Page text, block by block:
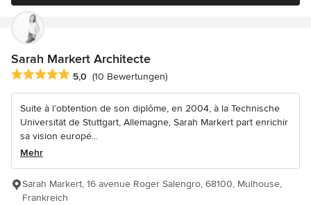
Sarah Markert Architecte
Durchschnittliche Bewertung: 5 von 5 Sternen
5,0 (10 Bewertungen)
Suite à l’obtention de son diplôme, en 2004, à la Technische
Universität de Stuttgart, Allemagne, Sarah Markert part enrichir
sa vision europé...
Mehr
Sarah Markert, 16 avenue Roger Salengro, 68100, Mulhouse,
Frankreich